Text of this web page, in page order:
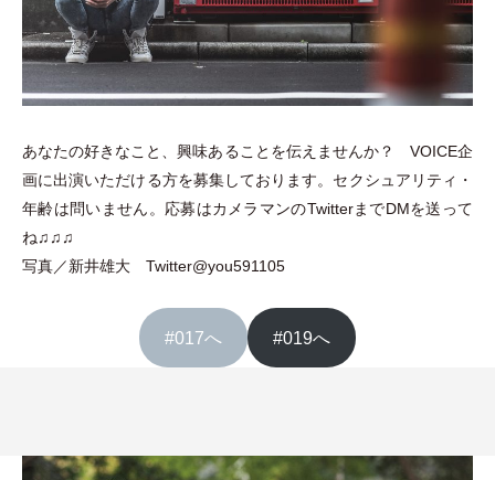
あなたの好きなこと、興味あることを伝えませんか？ VOICE企
画に出演いただける方を募集しております。セクシュアリティ ・
年齢は問いません。応募はカメラマンのTwitterまでDMを送って
ね♫♫♫
写真／新井雄大 Twitter@you591105
#017へ #019へ